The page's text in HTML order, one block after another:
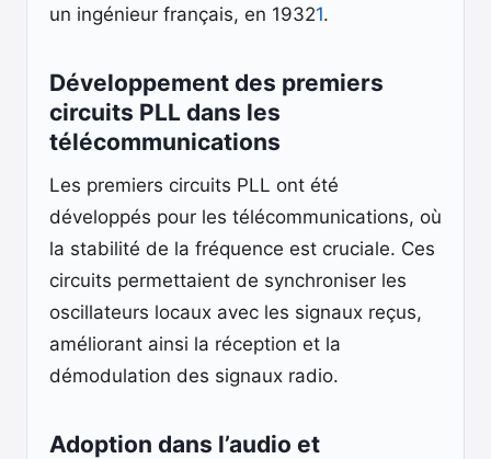
un ingénieur français, en 19321.
Développement des premiers
circuits PLL dans les
télécommunications
Les premiers circuits PLL ont été
développés pour les télécommunications, où
la stabilité de la fréquence est cruciale. Ces
circuits permettaient de synchroniser les
oscillateurs locaux avec les signaux reçus,
améliorant ainsi la réception et la
démodulation des signaux radio.
Adoption dans l’audio et